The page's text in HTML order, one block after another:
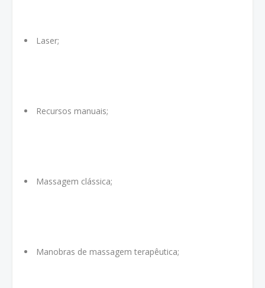
Laser;
Recursos manuais;
Massagem clássica;
Manobras de massagem terapêutica;